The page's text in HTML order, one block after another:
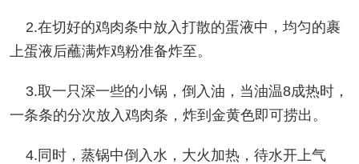
2.在切好的鸡肉条中放入打散的蛋液中，均匀的裹
上蛋液后蘸满炸鸡粉准备炸至。
3.取一只深一些的小锅，倒入油，当油温8成热时，
一条条的分次放入鸡肉条，炸到金黄色即可捞出。
4.同时，蒸锅中倒入水，大火加热，待水开上气